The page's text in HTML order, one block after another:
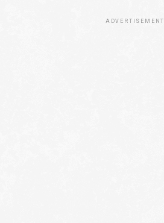
ADVERTISEMENT